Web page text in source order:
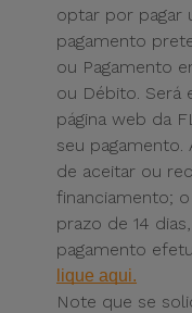
optar por pagar
pagamento
ou Pagamento
ou Débito. Será
página web da
seu pagamento.
de aceitar ou
financiamento;
prazo de 14
pagamento
lique aqui.
Note que se